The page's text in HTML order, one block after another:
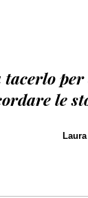
tacerlo
le